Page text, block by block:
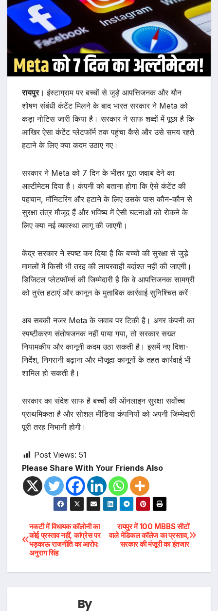
रायपुर। इंस्टाग्राम पर बच्चों से जुड़े आपत्तिजनक और यौन
शोषण संबंधी कंटेंट मिलने के बाद भारत सरकार ने Meta को
कड़ा नोटिस जारी किया है। सरकार ने साफ शब्दों में पूछा है कि
आखिर ऐसा कंटेंट प्लेटफॉर्म तक पहुंचा कैसे और उसे समय रहते
हटाने के लिए क्या कदम उठाए गए।
सरकार ने Meta को 7 दिन के भीतर पूरा जवाब देने का
अल्टीमेटम दिया है। कंपनी को बताना होगा कि ऐसे कंटेंट की
पहचान, मॉनिटरिंग और हटाने के लिए उसके पास कौन-कौन से
सुरक्षा तंत्र मौजूद हैं और भविष्य में ऐसी घटनाओं को रोकने के
लिए क्या नई व्यवस्था लागू की जाएगी।
केंद्र सरकार ने स्पष्ट कर दिया है कि बच्चों की सुरक्षा से जुड़े
मामलों में किसी भी तरह की लापरवाही बर्दाश्त नहीं की जाएगी।
डिजिटल प्लेटफॉर्म्स की जिम्मेदारी है कि वे आपत्तिजनक सामग्री
को तुरंत हटाएं और कानून के मुताबिक कार्रवाई सुनिश्चित करें।
अब सबकी नजर Meta के जवाब पर टिकी है। अगर कंपनी का
स्पष्टीकरण संतोषजनक नहीं पाया गया, तो सरकार सख्त
नियामकीय और कानूनी कदम उठा सकती है। इसमें नए दिशा-
निर्देश, निगरानी बढ़ाना और मौजूदा कानूनों के तहत कार्रवाई भी
शामिल हो सकती है।
सरकार का संदेश साफ है बच्चों की ऑनलाइन सुरक्षा सर्वोच्च
प्राथमिकता है और सोशल मीडिया कंपनियों को अपनी जिम्मेदारी
पूरी तरह निभानी होगी।
Post Views: 51
Please Share With Your Friends Also
Post
navigation
रायपुर में 100 MBBS सीटों
वाले मेडिकल कॉलेज का प्रस्ताव,
सरकार की मंजूरी का इंतजार
नकटी में विधायक कॉलोनी का
कोई प्रस्ताव नहीं, कांग्रेस पर
भड़काऊ राजनीति का आरोप:
अनुराग सिंह
By